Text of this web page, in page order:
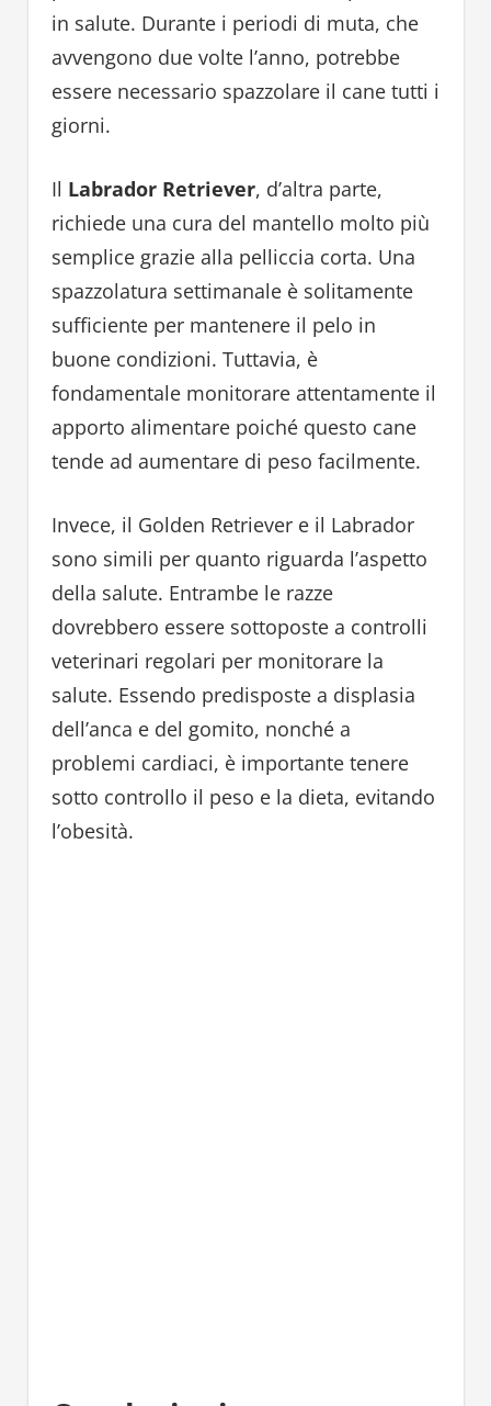
in salute. Durante i periodi di muta, che
avvengono due volte l’anno, potrebbe
essere necessario spazzolare il cane tutti i
giorni.
Il Labrador Retriever, d’altra parte,
richiede una cura del mantello molto più
semplice grazie alla pelliccia corta. Una
spazzolatura settimanale è solitamente
sufficiente per mantenere il pelo in
buone condizioni. Tuttavia, è
fondamentale monitorare attentamente il
apporto alimentare poiché questo cane
tende ad aumentare di peso facilmente.
Invece, il Golden Retriever e il Labrador
sono simili per quanto riguarda l’aspetto
della salute. Entrambe le razze
dovrebbero essere sottoposte a controlli
veterinari regolari per monitorare la
salute. Essendo predisposte a displasia
dell’anca e del gomito, nonché a
problemi cardiaci, è importante tenere
sotto controllo il peso e la dieta, evitando
l’obesità.